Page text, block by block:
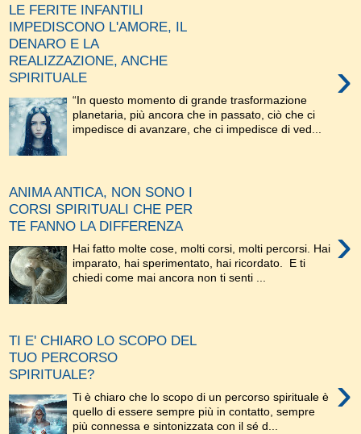
LE FERITE INFANTILI
IMPEDISCONO L'AMORE, IL
DENARO E LA
REALIZZAZIONE, ANCHE
SPIRITUALE
›
“In questo momento di grande trasformazione
planetaria, più ancora che in passato, ciò che ci
impedisce di avanzare, che ci impedisce di ved...
ANIMA ANTICA, NON SONO I
CORSI SPIRITUALI CHE PER
TE FANNO LA DIFFERENZA
›
Hai fatto molte cose, molti corsi, molti percorsi. Hai
imparato, hai sperimentato, hai ricordato. E ti
chiedi come mai ancora non ti senti ...
TI E' CHIARO LO SCOPO DEL
TUO PERCORSO
SPIRITUALE?
›
Ti è chiaro che lo scopo di un percorso spirituale è
quello di essere sempre più in contatto, sempre
più connessa e sintonizzata con il sé d...